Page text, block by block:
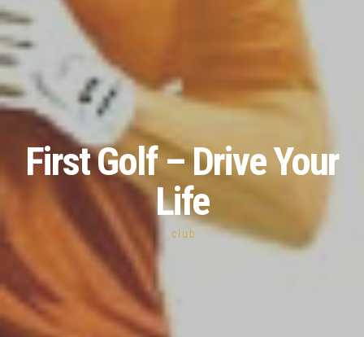
First Golf – Drive Your
Life
.club